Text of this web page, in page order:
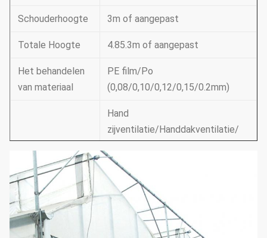
Schouderhoogte 3m of aangepast
Totale Hoogte 4.85.3m of aangepast
Het behandelen
van materiaal
PE film/Po
(0,08/0,10/0,12/0,15/0.2mm)
Hand
zijventilatie/Handdakventilatie/
Elektrische
zijventilatie/dakventilatie
Ondersteunend
systeem
Koelsysteem & irrigatiesysteem
& buitenkant of binnenkant